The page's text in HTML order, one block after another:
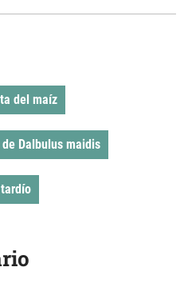
del maíz
Dalbulus maidis